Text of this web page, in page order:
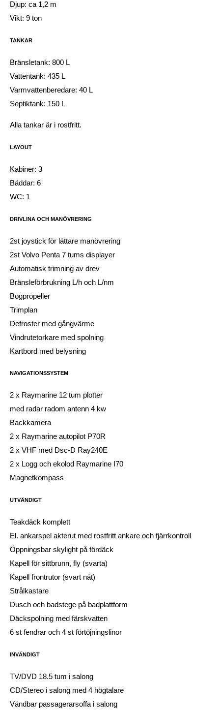
Djup: ca 1,2 m
Vikt: 9 ton
TANKAR
Bränsletank: 800 L
Vattentank: 435 L
Varmvattenberedare: 40 L
Septiktank: 150 L
Alla tankar är i rostfritt.
LAYOUT
Kabiner: 3
Bäddar: 6
WC: 1
DRIVLINA OCH MANÖVRERING
2st joystick för lättare manövrering
2st Volvo Penta 7 tums displayer
Automatisk trimning av drev
Bränsleförbrukning L/h och L/nm
Bogpropeller
Trimplan
Defroster med gångvärme
Vindrutetorkare med spolning
Kartbord med belysning
NAVIGATIONSSYSTEM
2 x Raymarine 12 tum plotter
med radar radom antenn 4 kw
Backkamera
2 x Raymarine autopilot P70R
2 x VHF med Dsc-D Ray240E
2 x Logg och ekolod Raymarine I70
Magnetkompass
UTVÄNDIGT
Teakdäck komplett
El. ankarspel akterut med rostfritt ankare och fjärrkontroll
Öppningsbar skylight på fördäck
Kapell för sittbrunn, fly (svarta)
Kapell frontrutor (svart nät)
Strålkastare
Dusch och badstege på badplattform
Däckspolning med färskvatten
6 st fendrar och 4 st förtöjningslinor
INVÄNDIGT
TV/DVD 18.5 tum i salong
CD/Stereo i salong med 4 högtalare
Vändbar passagerarsoffa i salong